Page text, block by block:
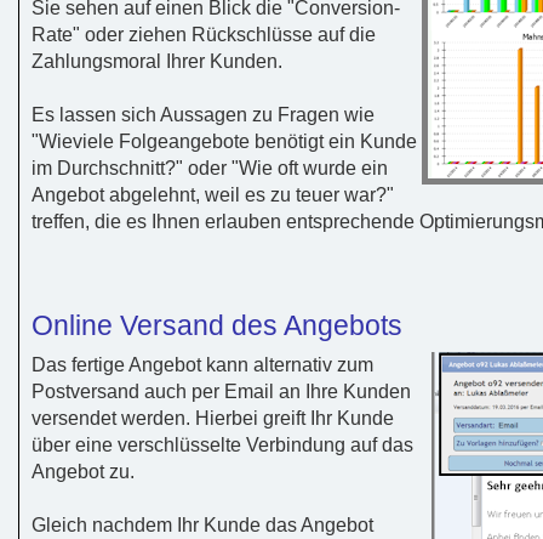
Sie sehen auf einen Blick die "Conversion-
Rate" oder ziehen Rückschlüsse auf die
Zahlungsmoral Ihrer Kunden.
Es lassen sich Aussagen zu Fragen wie
"Wieviele Folgeangebote benötigt ein Kunde
im Durchschnitt?" oder "Wie oft wurde ein
Angebot abgelehnt, weil es zu teuer war?"
treffen, die es Ihnen erlauben entsprechende
Online Versand des Angebots
Das fertige Angebot kann alternativ zum
Postversand auch per Email an Ihre Kunden
versendet werden. Hierbei greift Ihr Kunde
über eine verschlüsselte Verbindung auf das
Angebot zu.
Gleich nachdem Ihr Kunde das Angebot